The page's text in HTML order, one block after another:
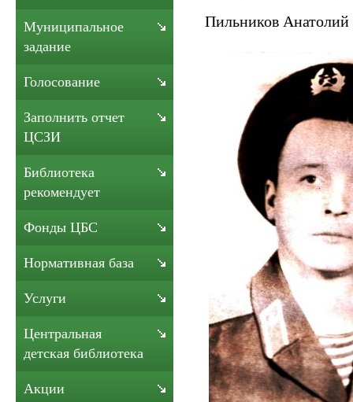
Пильников
Муниципальное
задание
Голосование
Заполнить отчет
ЦСЗИ
Библиотека
рекомендует
Фонды ЦБС
Нормативная база
Услуги
Центральная
детская библиотека
Акции